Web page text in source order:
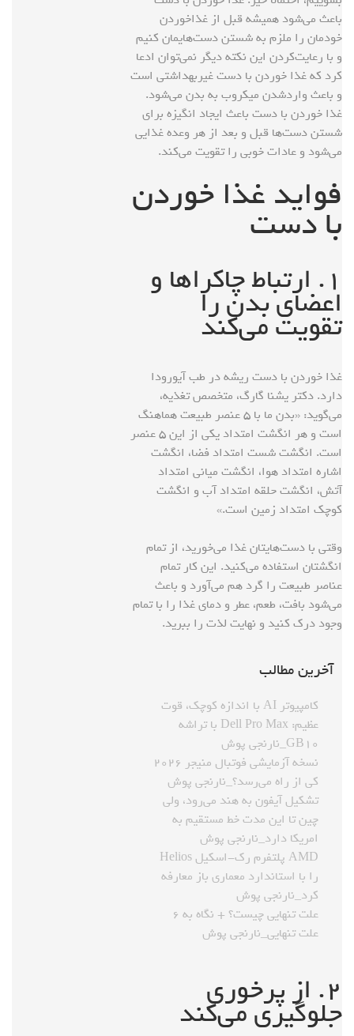
باعث می‌شود همیشه قبل از غذاخوردن
خودمان را ملزم به شستن دست‌هایمان کنیم
و با رعایت‌کردن این نکته دیگر نمی‌توان ادعا
کرد که غذا خوردن با دست غیربهداشتی است
و باعث واردشدن میکروب به بدن می‌شود.
غذا خوردن با دست باعث ایجاد انگیزه برای
شستن دست‌ها قبل و بعد از هر وعده غذایی
می‌شود و عادات خوبی را تقویت می‌کند.
فواید غذا خوردن
با دست
۱. ارتباط چاکراها و
اعضای بدن را
تقویت می‌کند
غذا خوردن با دست ریشه در طب آیورودا
دارد. دکتر یشنا گارگ، متخصص تغذیه،
می‌گوید: «بدن ما با ۵ عنصر طبیعت هماهنگ
است و هر انگشت امتداد یکی از این ۵ عنصر
است. انگشت شست امتداد فضا، انگشت
اشاره امتداد هوا، انگشت میانی امتداد
آتش، انگشت حلقه امتداد آب و انگشت
کوچک امتداد زمین است.»
وقتی با دست‌هایتان غذا می‌خورید، از تمام
انگشتان استفاده می‌کنید. این کار تمام
عناصر طبیعت را گرد هم می‌آورد و باعث
می‌شود بافت، طعم، عطر و دمای غذا را با تمام
وجود درک کنید و نهایت لذت را ببرید.
آخرین مطالب
کامپیوتر AI با اندازه کوچک، قوت
عظیم: Dell Pro Max با تراشه
GB۱۰_نارنجی پوش
نسخه آزمایشی فوتبال منیجر ۲۰۲۶
کی از راه می‌رسد؟_نارنجی پوش
تشکیل آیفون به هند می‌رود، ولی
چین تا این مدت خط مستقیم به
امریکا دارد_نارنجی پوش
AMD پلتفرم رک-اسکیل Helios
را با استاندارد معماری باز معارفه
کرد_نارنجی پوش
علت تنهایی چیست؟ + نگاه به ۶
علت تنهایی_نارنجی پوش
۲. از پرخوری
جلوگیری می‌کند